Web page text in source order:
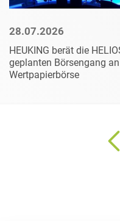
28.07.2026
HEUKING berät die
geplanten Börsengang
Wertpapierbörse